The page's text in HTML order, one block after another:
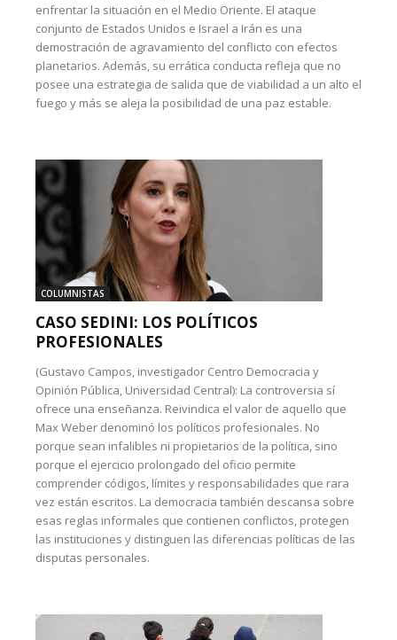
enfrentar la situación en el Medio Oriente. El ataque
conjunto de Estados Unidos e Israel a Irán es una
demostración de agravamiento del conflicto con efectos
planetarios. Además, su errática conducta refleja que no
posee una estrategia de salida que de viabilidad a un alto el
fuego y más se aleja la posibilidad de una paz estable.
COLUMNISTAS
CASO SEDINI: LOS POLÍTICOS
PROFESIONALES
(Gustavo Campos, investigador Centro Democracia y
Opinión Pública, Universidad Central): La controversia sí
ofrece una enseñanza. Reivindica el valor de aquello que
Max Weber denominó los políticos profesionales. No
porque sean infalibles ni propietarios de la política, sino
porque el ejercicio prolongado del oficio permite
comprender códigos, límites y responsabilidades que rara
vez están escritos. La democracia también descansa sobre
esas reglas informales que contienen conflictos, protegen
las instituciones y distinguen las diferencias políticas de las
disputas personales.